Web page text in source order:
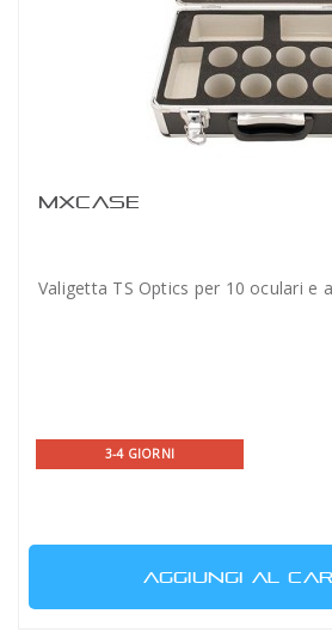
MXCASE
Valigetta TS Optics per 10 oculari e
3-4 GIORNI
AGGIUNGI AL